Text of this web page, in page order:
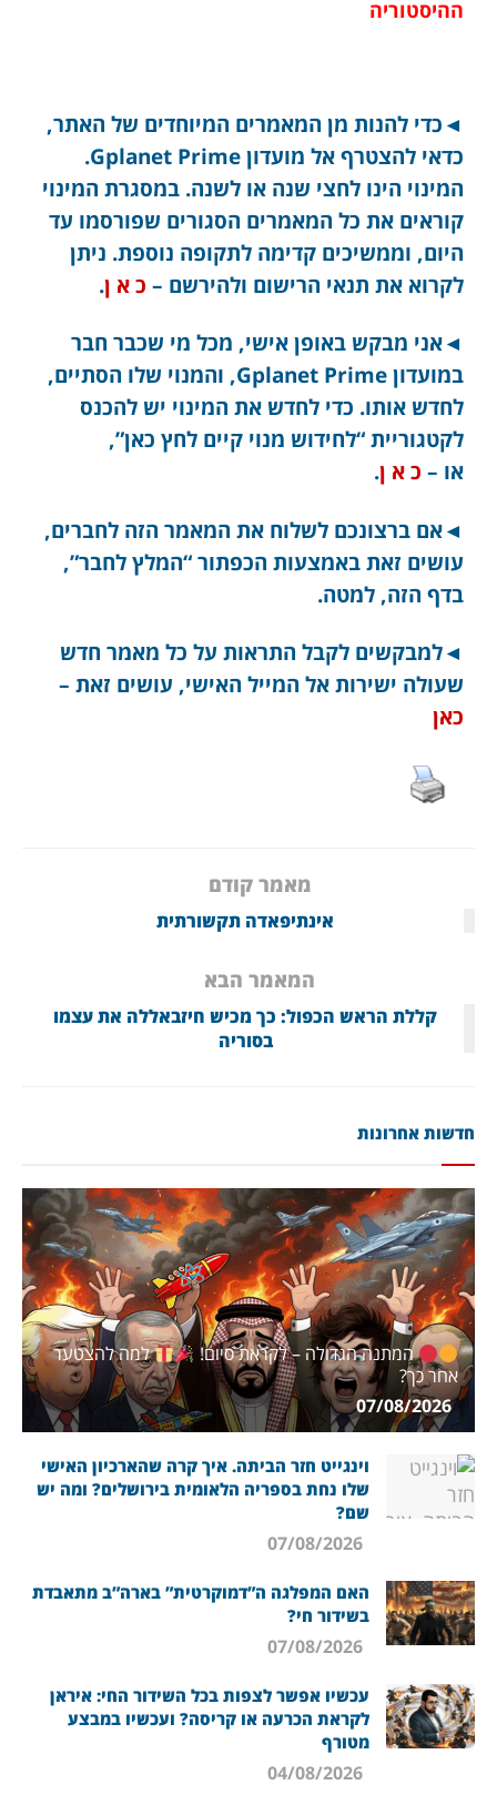
ההיסטוריה
◄כדי להנות מן המאמרים המיוחדים של האתר,
כדאי להצטרף אל מועדון Gplanet Prime.
המינוי הינו לחצי שנה או לשנה. במסגרת המינוי
קוראים את כל המאמרים הסגורים שפורסמו עד
היום, וממשיכים קדימה לתקופה נוספת. ניתן
לקרוא את תנאי הרישום ולהירשם – כ א ן.
◄אני מבקש באופן אישי, מכל מי שכבר חבר
במועדון Gplanet Prime, והמנוי שלו הסתיים,
לחדש אותו. כדי לחדש את המינוי יש להכנס
לקטגוריית “לחידוש מנוי קיים לחץ כאן”,
או – כ א ן.
◄אם ברצונכם לשלוח את המאמר הזה לחברים,
עושים זאת באמצעות הכפתור “המלץ לחבר”,
בדף הזה, למטה.
◄למבקשים לקבל התראות על כל מאמר חדש
שעולה ישירות אל המייל האישי, עושים זאת –
כאן
מאמר קודם
אינתיפאדה תקשורתית
המאמר הבא
קללת הראש הכפול: כך מכיש חיזבאללה את עצמו
בסוריה
חדשות אחרונות
המתנה הגדולה – לקראת סיום!
למה להצטער
אחר כך?
07/08/2026
וינגייט חזר הביתה. איך קרה שהארכיון האישי
שלו נחת בספריה הלאומית בירושלים? ומה יש
שם?
האם המפלגה ה”דמוקרטית” בארה”ב מתאבדת
בשידור חי?
עכשיו אפשר לצפות בכל השידור החי: איראן
לקראת הכרעה או קריסה? ועכשיו במבצע
מטורף